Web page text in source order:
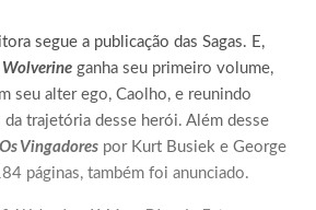
segue a publicação das Sagas. E,
Wolverine ganha seu primeiro volume,
seu alter ego, Caolho, e reunindo
da trajetória desse herói. Além desse
Os Vingadores por Kurt Busiek e George
páginas, também foi anunciado.